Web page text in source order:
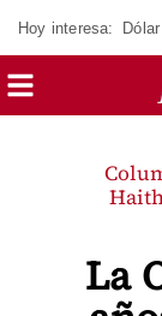
Hoy interesa: Dólar
La